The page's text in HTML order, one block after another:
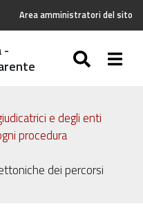
Area amministratori del sito
-
e degli enti
procedura
dei percorsi